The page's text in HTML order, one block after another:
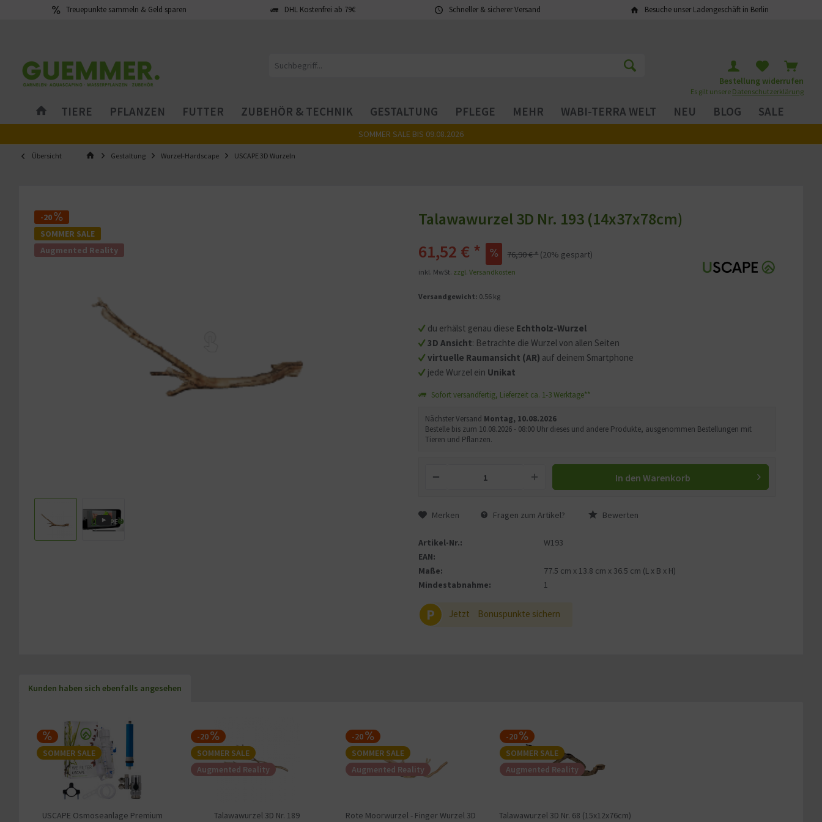
Treuepunkte sammeln & Geld sparen DHL Kostenfrei ab 79€ Schneller & sicherer Versand Besuche unser Ladengeschäft in Berlin
Bestellung widerrufen
Es gilt unsere Datenschutzerklärung
TIERE PFLANZEN FUTTER ZUBEHÖR & TECHNIK GESTALTUNG PFLEGE MEHR WABI-TERRA WELT NEU BLOG SALE
SOMMER SALE BIS 09.08.2026
Übersicht Gestaltung Wurzel-Hardscape USCAPE 3D Wurzeln
-20
SOMMER SALE
Augmented Reality
Mit dem Aufruf des Videos erklären
übermittelt werden und dass Sie die
gelesen haben.
Talawawurzel 3D Nr. 193 (14x37x78cm)
du erhälst genau diese Echtholz-Wurzel
3D Ansicht: Betrachte die Wurzel von allen Seiten
virtuelle Raumansicht (AR) auf deinem Smartphone
jede Wurzel ein Unikat
61,52 € * 76,90 € * (20% gespart)
inkl. MwSt. zzgl. Versandkosten
Versandgewicht: 0.56 kg
Sofort versandfertig, Lieferzeit ca. 1-3 Werktage**
Nächster Versand Montag, 10.08.2026
Bestelle bis zum 10.08.2026 - 08:00 Uhr dieses und andere Produkte, ausgenommen Bestellungen mit
Tieren und Pflanzen.
In den Warenkorb
Merken Fragen zum Artikel? Bewerten
Artikel-Nr.:
W193
EAN:
Maße:
77.5 cm x 13.8 cm x 36.5 cm (L x B x H)
Mindestabnahme:
1
P Jetzt Bonuspunkte sichern
Kunden haben sich ebenfalls angesehen
SOMMER SALE
USCAPE Osmoseanlage Premium
-20
SOMMER SALE
Augmented Reality
Talawawurzel 3D Nr. 189
-20
SOMMER SALE
Augmented Reality
Rote Moorwurzel - Finger Wurzel 3D
-20
SOMMER SALE
Augmented Reality
Talawawurzel 3D Nr. 68 (15x12x76cm)